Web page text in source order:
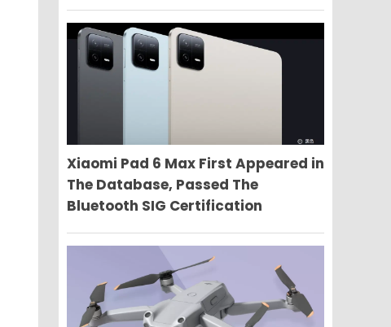
Xiaomi Pad 6 Max First Appeared in
The Database, Passed The
Bluetooth SIG Certification